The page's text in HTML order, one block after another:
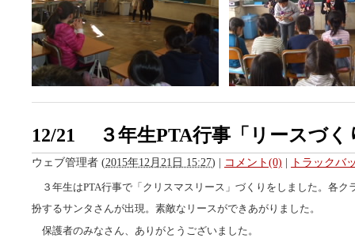
12/21 ３年生PTA行事「リースづく
ウェブ管理者 (2015年12月21日 15:27) | コメント(0) | トラックバ
３年生はPTA行事で「クリスマスリース」づくりをしました。各ク
扮するサンタさんが出現。素敵なリースができあがりました。
保護者のみなさん、ありがとうございました。